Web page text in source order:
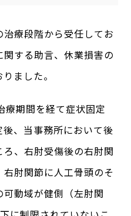
療段階から受任してお
する助言、休業損害の
ました。
療期間を経て症状固定
、当事務所において後
、右肘受傷後の右肘関
肘関節に人工骨頭のそ
動域が健側（左肘関